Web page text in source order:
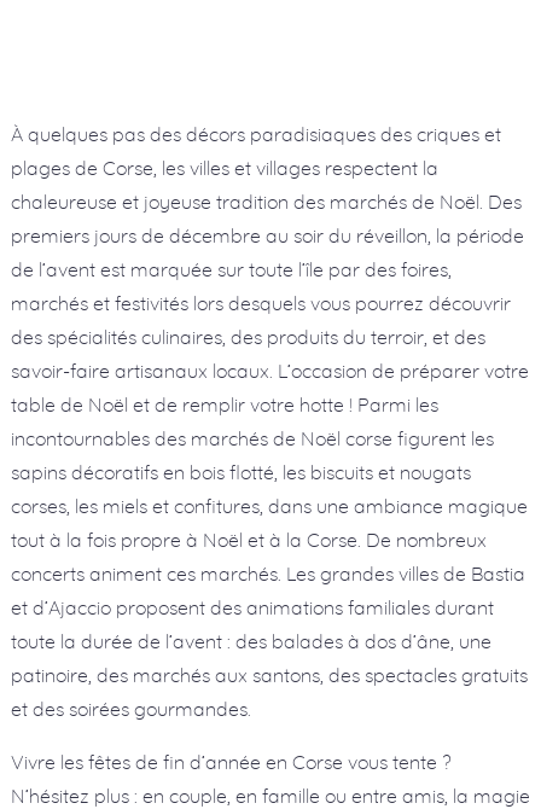
À quelques pas des décors paradisiaques des criques et
plages de Corse, les villes et villages respectent la
chaleureuse et joyeuse tradition des marchés de Noël. Des
premiers jours de décembre au soir du réveillon, la période
de l’avent est marquée sur toute l’île par des foires,
marchés et festivités lors desquels vous pourrez découvrir
des spécialités culinaires, des produits du terroir, et des
savoir-faire artisanaux locaux. L’occasion de préparer votre
table de Noël et de remplir votre hotte ! Parmi les
incontournables des marchés de Noël corse figurent les
sapins décoratifs en bois flotté, les biscuits et nougats
corses, les miels et confitures, dans une ambiance magique
tout à la fois propre à Noël et à la Corse. De nombreux
concerts animent ces marchés. Les grandes villes de Bastia
et d’Ajaccio proposent des animations familiales durant
toute la durée de l’avent : des balades à dos d’âne, une
patinoire, des marchés aux santons, des spectacles gratuits
et des soirées gourmandes.
Vivre les fêtes de fin d’année en Corse vous tente ?
N’hésitez plus : en couple, en famille ou entre amis, la magie